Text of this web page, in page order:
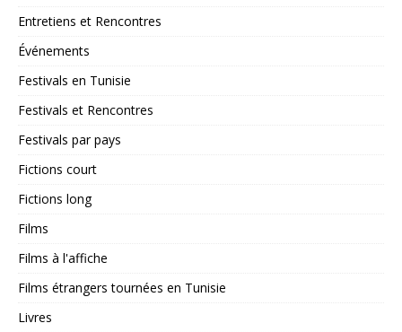
Entretiens et Rencontres
Événements
Festivals en Tunisie
Festivals et Rencontres
Festivals par pays
Fictions court
Fictions long
Films
Films à l'affiche
Films étrangers tournées en Tunisie
Livres